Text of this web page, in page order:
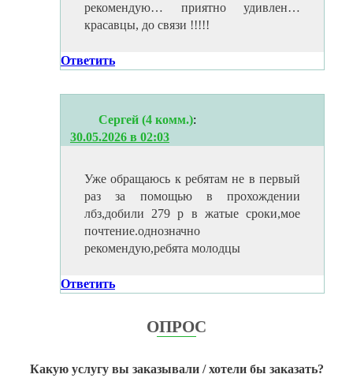
рекомендую… приятно удивлен…
красавцы, до связи !!!!!
Ответить
Сергей (4 комм.):
30.05.2026 в 02:03
Уже обращаюсь к ребятам не в первый
раз за помощью в прохождении
лбз,добили 279 р в жатые сроки,мое
почтение.однозначно
рекомендую,ребята молодцы
Ответить
ОПРОС
Какую услугу вы заказывали / хотели бы заказать?